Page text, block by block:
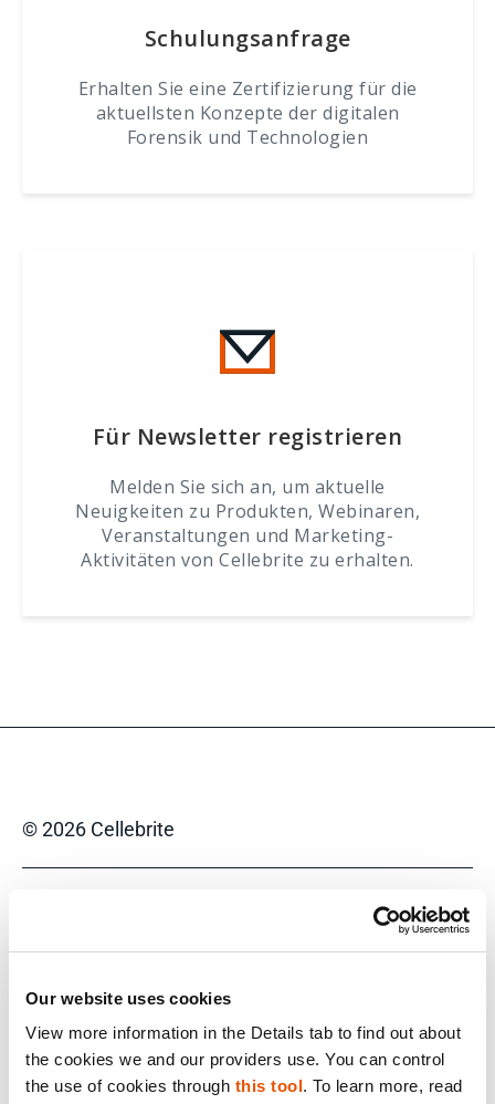
Our website uses cookies
View more information in the Details tab to find out about
the cookies we and our providers use. You can control
the use of cookies through this tool. To learn more, read
Schulungsanfrage
Erhalten Sie eine Zertifizierung für die
aktuellsten Konzepte der digitalen
Forensik und Technologien
Für Newsletter registrieren
Melden Sie sich an, um aktuelle
Neuigkeiten zu Produkten, Webinaren,
Veranstaltungen und Marketing-
Aktivitäten von Cellebrite zu erhalten.
© 2026 Cellebrite